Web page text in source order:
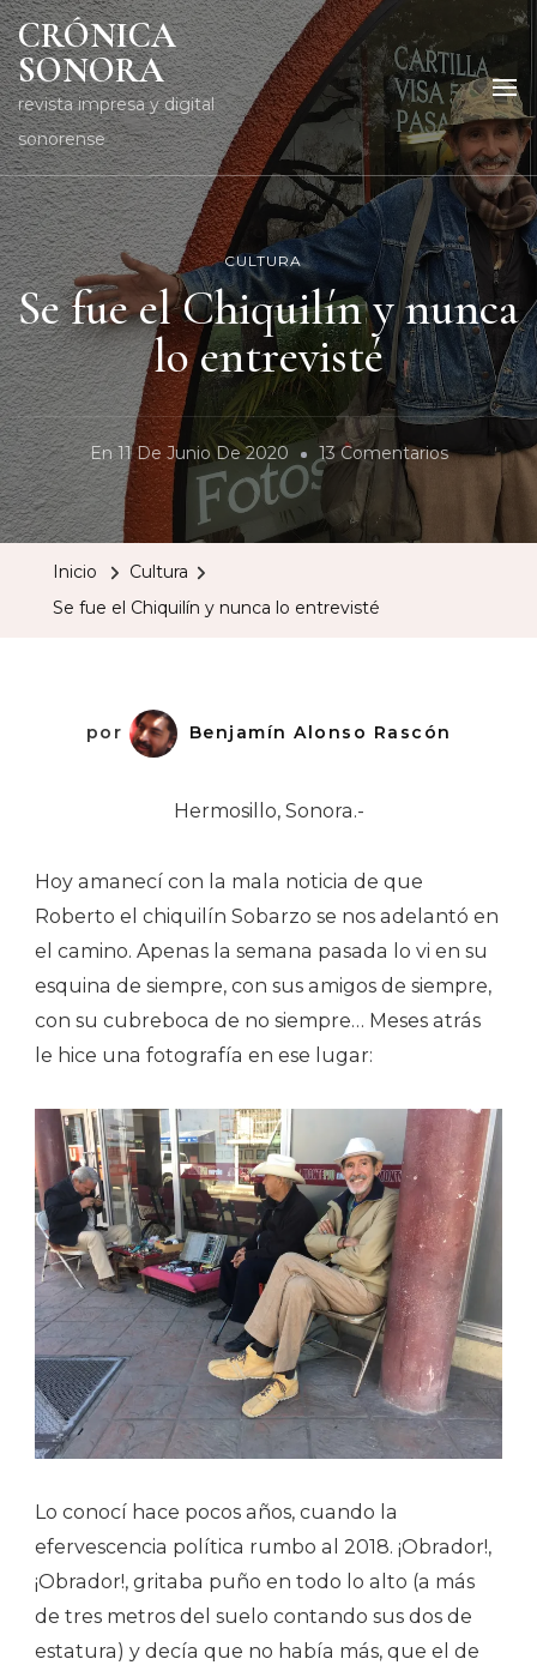
CRÓNICA
SONORA
revista impresa y digital
sonorense
CULTURA
Se fue el Chiquilín y nunca
lo entrevisté
En11 De Junio De 2020 13 ComentariosEn
Entrevisté
Inicio
Cultura
Se fue el Chiquilín y nunca lo entrevisté
por Benjamín Alonso Rascón
Hermosillo, Sonora.-
Hoy amanecí con la mala noticia de que
Roberto el chiquilín Sobarzo se nos adelantó en
el camino. Apenas la semana pasada lo vi en su
esquina de siempre, con sus amigos de siempre,
con su cubreboca de no siempre… Meses atrás
le hice una fotografía en ese lugar:
Lo conocí hace pocos años, cuando la
efervescencia política rumbo al 2018. ¡Obrador!,
¡Obrador!, gritaba puño en todo lo alto (a más
de tres metros del suelo contando sus dos de
estatura) y decía que no había más, que el de